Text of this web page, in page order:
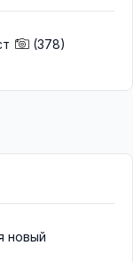
(378)
новый